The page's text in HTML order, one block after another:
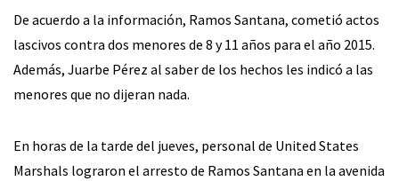
De acuerdo a la información, Ramos Santana, cometió actos
lascivos contra dos menores de 8 y 11 años para el año 2015.
Además, Juarbe Pérez al saber de los hechos les indicó a las
menores que no dijeran nada.
En horas de la tarde del jueves, personal de United States
Marshals lograron el arresto de Ramos Santana en la avenida